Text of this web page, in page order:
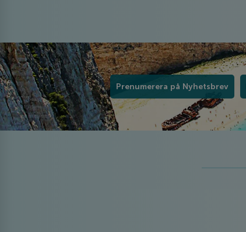
Prenumerera på Nyhetsbrev